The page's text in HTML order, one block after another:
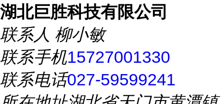
湖北巨胜科技有限公司
联系人 柳小敏
联系手机15727001330
联系电话027-59599241